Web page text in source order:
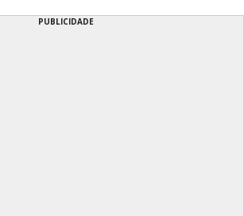
PUBLICIDADE